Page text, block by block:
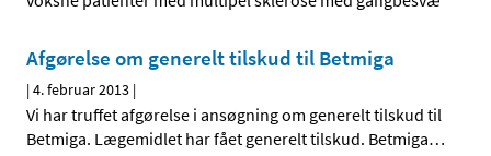
Afgørelse om generelt tilskud til Betmiga
|4. februar 2013 |
Vi har truffet afgørelse i ansøgning om generelt tilskud til
Betmiga. Lægemidlet har fået generelt tilskud. Betmiga…